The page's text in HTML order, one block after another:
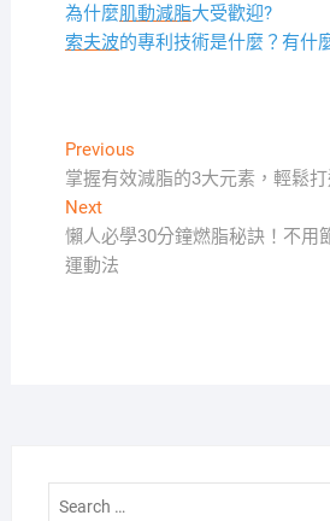
為什麼肌動減脂大受歡迎?
索夫波的專利技術是什麼？有什
文
章
導
覽
PreviousPrevious
post:
掌握有效減脂的3大元素，輕鬆
NextNext
post:
懶人必學30分鐘燃脂秘訣！不用
運動法